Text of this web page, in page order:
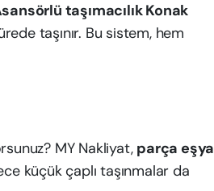
taşımacılık Konak
taşınır. Bu sistem, hem
MY Nakliyat, parça eşya
küçük çaplı taşınmalar da